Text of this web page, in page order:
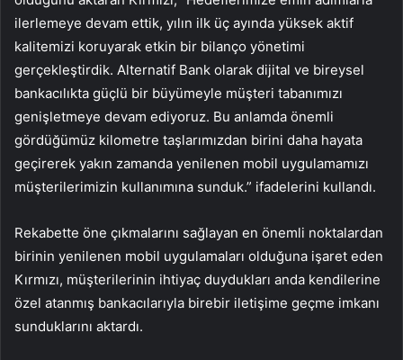
ilerlemeye devam ettik, yılın ilk üç ayında yüksek aktif
kalitemizi koruyarak etkin bir bilanço yönetimi
gerçekleştirdik. Alternatif Bank olarak dijital ve bireysel
bankacılıkta güçlü bir büyümeyle müşteri tabanımızı
genişletmeye devam ediyoruz. Bu anlamda önemli
gördüğümüz kilometre taşlarımızdan birini daha hayata
geçirerek yakın zamanda yenilenen mobil uygulamamızı
müşterilerimizin kullanımına sunduk.” ifadelerini kullandı.
Rekabette öne çıkmalarını sağlayan en önemli noktalardan
birinin yenilenen mobil uygulamaları olduğuna işaret eden
Kırmızı, müşterilerinin ihtiyaç duydukları anda kendilerine
özel atanmış bankacılarıyla birebir iletişime geçme imkanı
sunduklarını aktardı.